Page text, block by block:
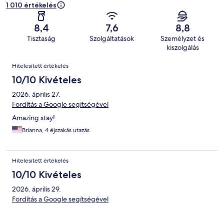
1 010 értékelés
8,4
Tisztaság
7,6
Szolgáltatások
8,8
Személyzet és
kiszolgálás
Értékelések
Hitelesített értékelés
10/10 Kivételes
2026. április 27.
Fordítás a Google segítségével
Amazing stay!
Brianna, 4 éjszakás utazás
Hitelesített értékelés
10/10 Kivételes
2026. április 29.
Fordítás a Google segítségével